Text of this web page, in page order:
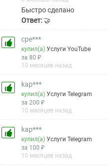
Быстро сделано
Ответ: 🤝
cpe***
купил(а)Услуги YouTube
за 80 ₽
10 месяцев назад
kap***
купил(а)Услуги Telegram
за 200 ₽
10 месяцев назад
kap***
купил(а)Услуги Telegram
за 100 ₽
10 месяцев назад